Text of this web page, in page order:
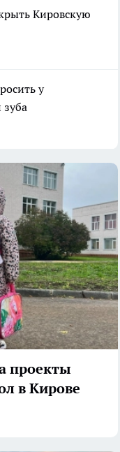
Кировскую
у
проекты
в Кирове